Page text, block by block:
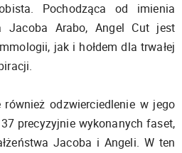
Pochodząca od imienia
Jacoba Arabo, Angel Cut jest
jak i hołdem dla trwałej
odzwierciedlenie w jego
precyzyjnie wykonanych faset,
Jacoba i Angeli. W ten